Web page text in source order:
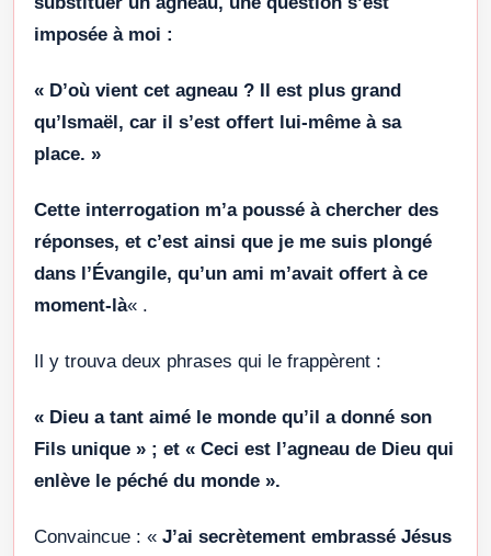
imposée à moi :
« D’où vient cet agneau ? Il est plus grand
qu’Ismaël, car il s’est offert lui-même à sa
place. »
Cette interrogation m’a poussé à chercher des
réponses, et c’est ainsi que je me suis plongé
dans l’Évangile, qu’un ami m’avait offert à ce
moment-là« .
Il y trouva deux phrases qui le frappèrent :
« Dieu a tant aimé le monde qu’il a donné son
Fils unique » ; et « Ceci est l’agneau de Dieu qui
enlève le péché du monde ».
Convaincue : « J’ai secrètement embrassé Jésus